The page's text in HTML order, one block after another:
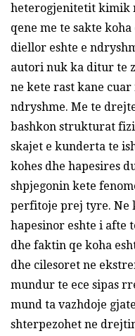
heterogjenitetit kimik
qene me te sakte
diellor eshte e
autori nuk ka ditur te
ne kete rast kane
ndryshme. Me te
bashkon strukturat
skajet e kunderta te
kohes dhe hapesires
shpjegonin kete
perfitoje prej tyre. Ne
hapesinor eshte i afte
dhe faktin qe koha
dhe cilesoret ne
mundur te ece sipas
mund ta vazhdoje
shterpezohet ne